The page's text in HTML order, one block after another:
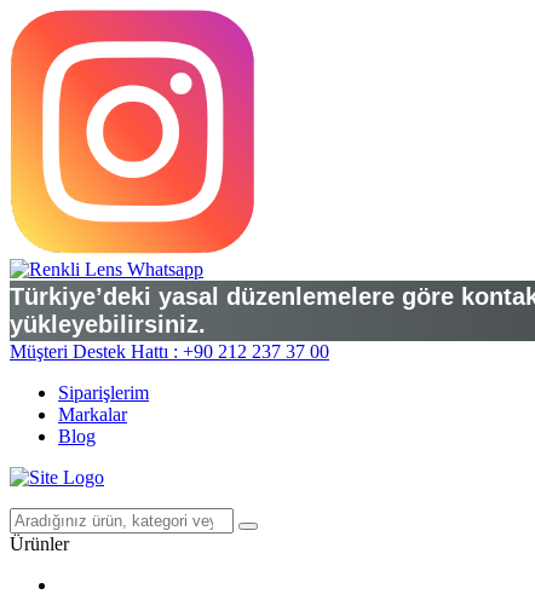
Türkiye’deki yasal düzenlemelere göre
yükleyebilirsiniz.
Müşteri Destek Hattı : +90 212 237 37 00
Siparişlerim
Markalar
Blog
Ürünler